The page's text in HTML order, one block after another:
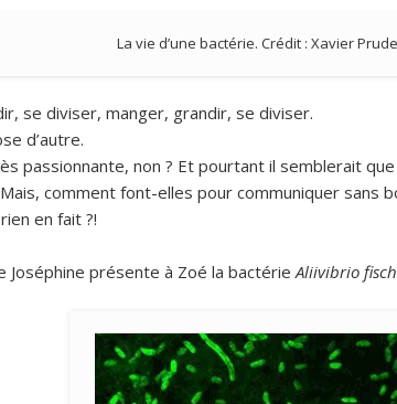
La vie d’une bactérie. Crédit : Xavier
se diviser, manger, grandir, se diviser.
d’autre.
passionnante, non ? Et pourtant il semblerait
comment font-elles pour communiquer sans
en fait ?!
Joséphine présente à Zoé la bactérieAliivibrio